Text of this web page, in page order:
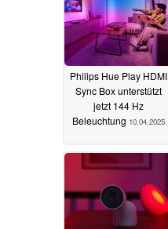
Philips Hue Play HDMI
Sync Box unterstützt
jetzt 144 Hz
Beleuchtung 10.04.2025